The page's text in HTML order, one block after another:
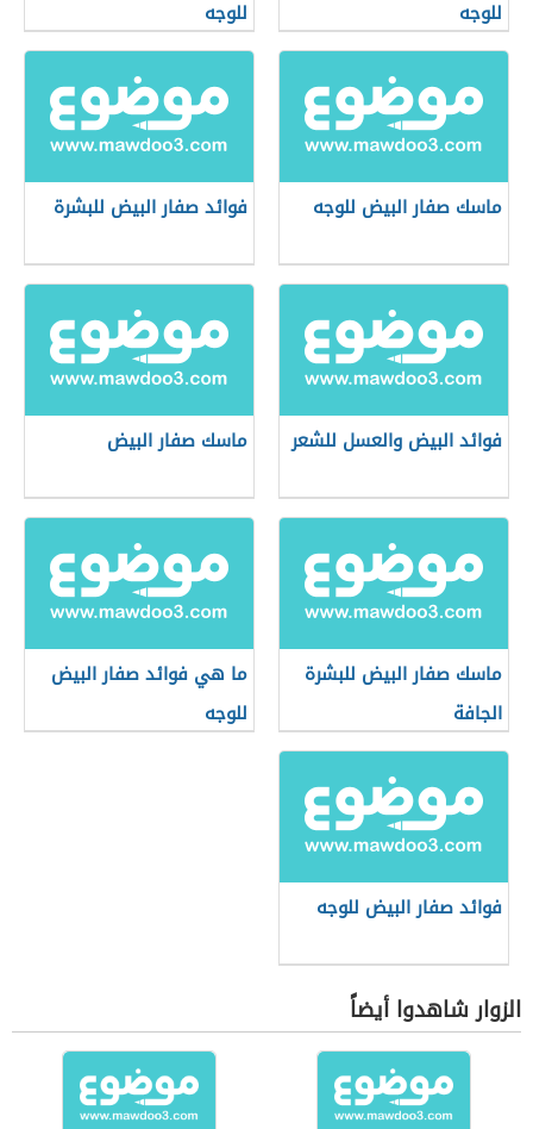
للوجه للوجه
ماسك صفار البيض للوجه فوائد صفار البيض للبشرة
فوائد البيض والعسل للشعر ماسك صفار البيض
ماسك صفار البيض للبشرة
الجافة
ما هي فوائد صفار البيض
للوجه
فوائد صفار البيض للوجه
الزوار شاهدوا أيضاً